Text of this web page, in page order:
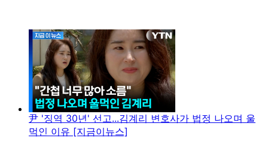
尹 '징역 30년' 선고...김계리 변호사가 법정 나오며 울
먹인 이유 [지금이뉴스]